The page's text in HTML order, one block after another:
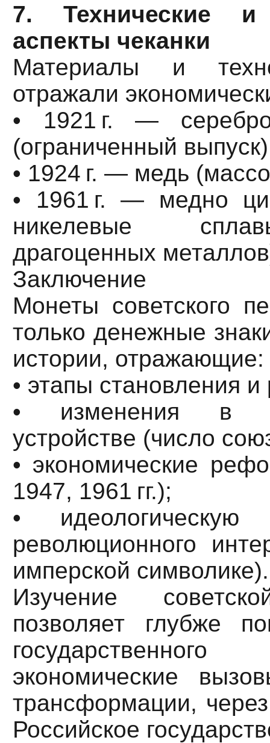
7. Технические и
аспекты чеканки
Материалы и
отражали
• 1921 г. —
(ограниченный
• 1924 г. — медь
• 1961 г. — медно
никелевые
драгоценных
Заключение
Монеты советского
только денежные
истории, отражающие:
• этапы становления
• изменения в
устройстве (число
• экономические
1947, 1961 гг.);
•
революционного
имперской символике).
Изучение
позволяет глубже
государственного
экономические
трансформации,
Российское